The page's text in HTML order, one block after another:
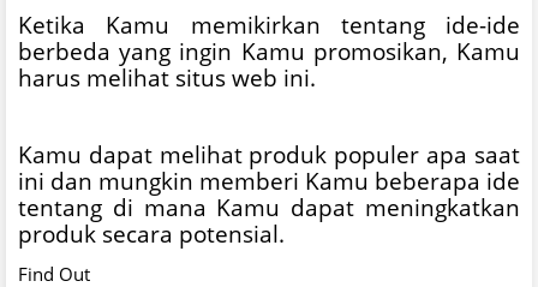
Ketika Kamu memikirkan tentang ide-ide
berbeda yang ingin Kamu promosikan, Kamu
harus melihat situs web ini.
Kamu dapat melihat produk populer apa saat
ini dan mungkin memberi Kamu beberapa ide
tentang di mana Kamu dapat meningkatkan
produk secara potensial.
Find Out